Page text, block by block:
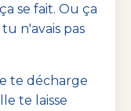
se fait. Ou ça
n'avais pas
te décharge
te laisse